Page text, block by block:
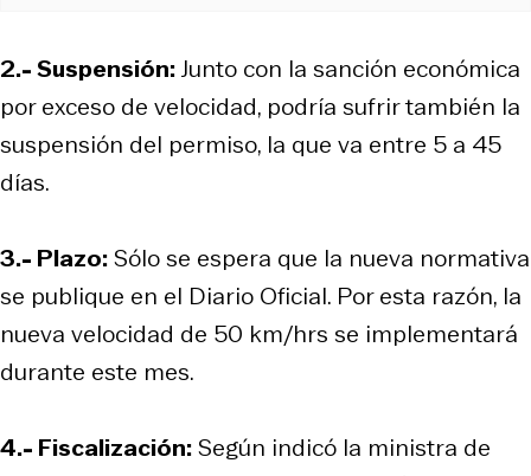
2.- Suspensión:Junto con la sanción económica
por exceso de velocidad, podría sufrir también la
suspensión del permiso, la que va entre 5 a 45
días.
3.- Plazo:Sólo se espera que la nueva normativa
se publique en el Diario Oficial. Por esta razón, la
nueva velocidad de 50 km/hrs se implementará
durante este mes.
4.- Fiscalización:Según indicó la ministra de